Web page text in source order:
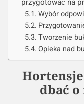
Wybór
Tworzenie
Opieka nad
dbać o